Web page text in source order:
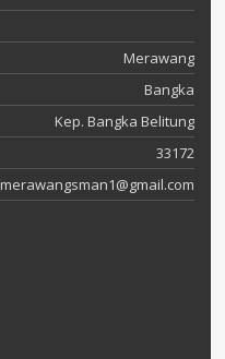
Merawang
Bangka
Kep. Bangka Belitung
33172
merawangsman1@gmail.com